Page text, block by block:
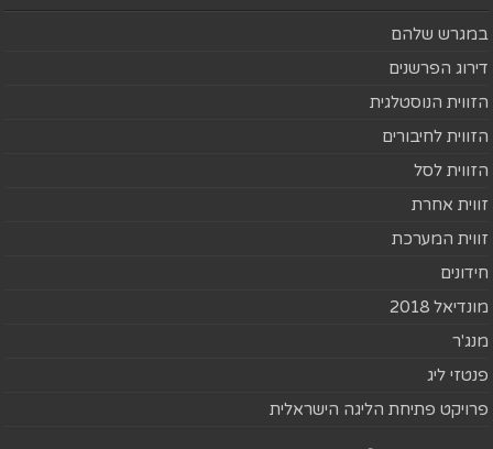
במגרש שלהם
דירוג הפרשנים
הזווית הנוסטלגית
הזווית לחיבורים
הזווית לסל
זווית אחרת
זווית המערכת
חידונים
מונדיאל 2018
מנג'ר
פנטזי ליג
פרויקט פתיחת הליגה הישראלית